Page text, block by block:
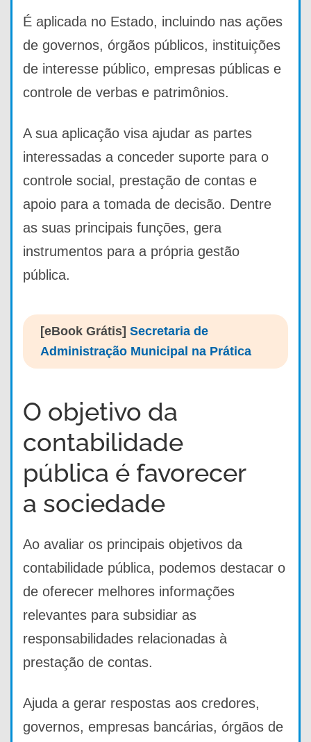
É aplicada no Estado, incluindo nas ações
de governos, órgãos públicos, instituições
de interesse público, empresas públicas e
controle de verbas e patrimônios.
A sua aplicação visa ajudar as partes
interessadas a conceder suporte para o
controle social, prestação de contas e
apoio para a tomada de decisão. Dentre
as suas principais funções, gera
instrumentos para a própria gestão
pública.
[eBook Grátis] Secretaria de
Administração Municipal na Prática
O objetivo da
contabilidade
pública é favorecer
a sociedade
Ao avaliar os principais objetivos da
contabilidade pública, podemos destacar o
de oferecer melhores informações
relevantes para subsidiar as
responsabilidades relacionadas à
prestação de contas.
Ajuda a gerar respostas aos credores,
governos, empresas bancárias, órgãos de